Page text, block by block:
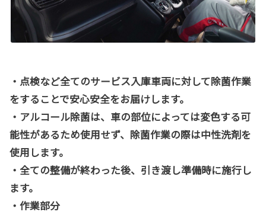
・点検など全てのサービス入庫車両に対して除菌作業
をすることで安心安全をお届けします。
・アルコール除菌は、車の部位によっては変色する可
能性があるため使用せず、除菌作業の際は中性洗剤を
使用します。
・全ての整備が終わった後、引き渡し準備時に施行し
ます。
・作業部分